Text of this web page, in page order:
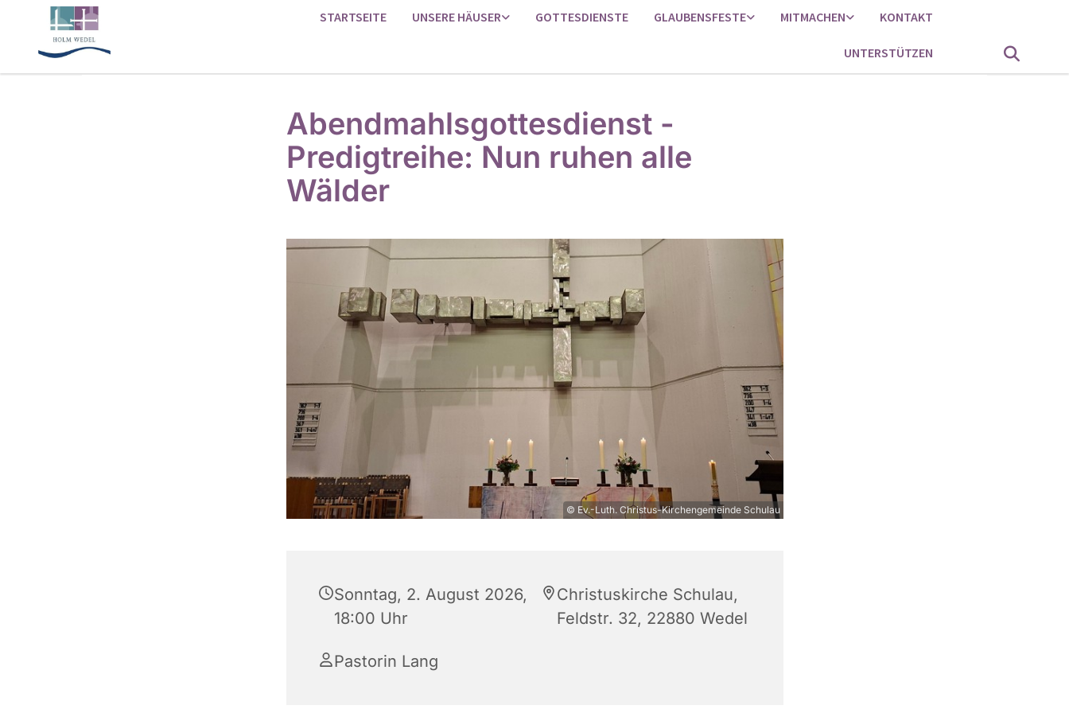
STARTSEITE UNSERE HÄUSER GOTTESDIENSTE GLAUBENSFESTE MITMACHEN KONTAKT
UNTERSTÜTZEN
Abendmahlsgottesdienst -
Predigtreihe: Nun ruhen alle
Wälder
© Ev.-Luth. Christus-Kirchengemeinde Schulau
Sonntag, 2. August 2026,
18:00 Uhr
Christuskirche Schulau,
Feldstr. 32, 22880 Wedel
Pastorin Lang